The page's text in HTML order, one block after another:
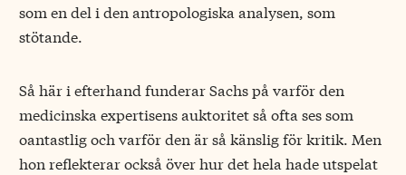
som en del i den antropologiska analysen, som
stötande.
Så här i efterhand funderar Sachs på varför den
medicinska expertisens auktoritet så ofta ses som
oantastlig och varför den är så känslig för kritik. Men
hon reflekterar också över hur det hela hade utspelat